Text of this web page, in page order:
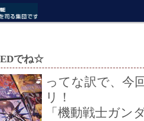
でね☆
ってな訳で、今
リ！
「機動戦士ガン